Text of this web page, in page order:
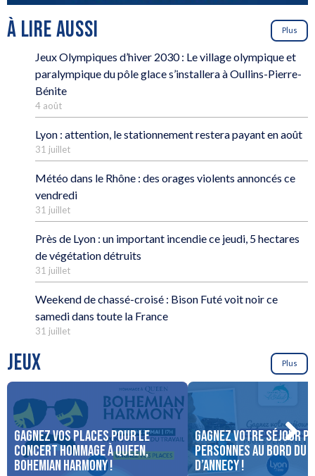
À LIRE AUSSI Plus
Jeux Olympiques d’hiver 2030 : Le village olympique et
paralympique du pôle glace s’installera à Oullins-Pierre-
Bénite
4 août
Lyon : attention, le stationnement restera payant en août
31 juillet
Météo dans le Rhône : des orages violents annoncés ce
vendredi
31 juillet
Près de Lyon : un important incendie ce jeudi, 5 hectares
de végétation détruits
31 juillet
Weekend de chassé-croisé : Bison Futé voit noir ce
samedi dans toute la France
31 juillet
JEUX Plus
Gagnez vos places pour le
concert Hommage à Queen,
Bohemian Harmony !
Gagnez votre séjour
personnes au bord du
d’Annecy !